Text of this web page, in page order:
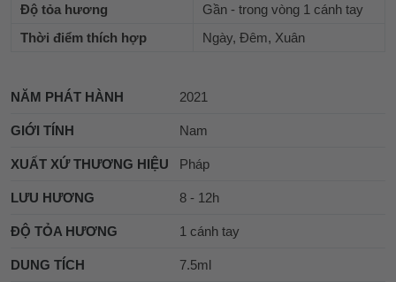
Độ tỏa hương
Gần - trong vòng 1 cánh tay
Thời điểm thích hợp
Ngày, Đêm, Xuân
NĂM PHÁT HÀNH 2021
GIỚI TÍNH Nam
XUẤT XỨ THƯƠNG HIỆU Pháp
LƯU HƯƠNG 8 - 12h
ĐỘ TỎA HƯƠNG 1 cánh tay
DUNG TÍCH 7.5ml